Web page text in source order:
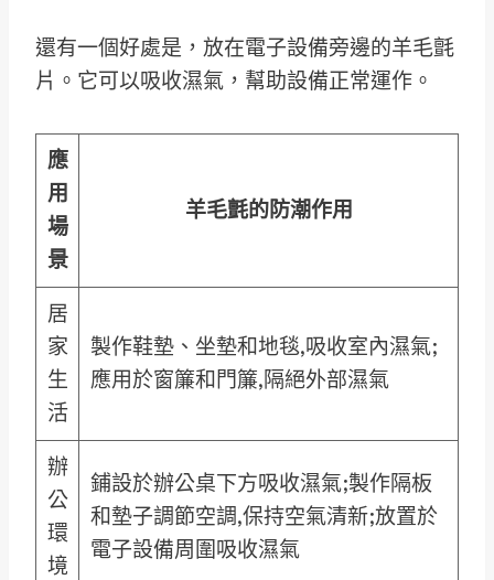
還有一個好處是，放在電子設備旁邊的羊毛氈
片。它可以吸收濕氣，幫助設備正常運作。
應
用
場
景
羊毛氈的防潮作用
居
家
生
活
製作鞋墊、坐墊和地毯,吸收室內濕氣;
應用於窗簾和門簾,隔絕外部濕氣
辦
公
環
境
鋪設於辦公桌下方吸收濕氣;製作隔板
和墊子調節空調,保持空氣清新;放置於
電子設備周圍吸收濕氣